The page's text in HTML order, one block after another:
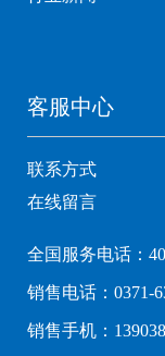
客服中心
联系方式
在线留言
全国服务电话：
销售电话：0371-
销售手机：